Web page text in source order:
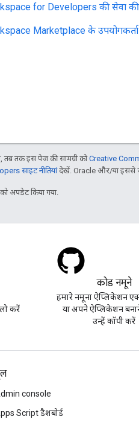
for Developers की सेवा की
Marketplace के
तक इस पेज की सामग्री कोCreative
साइट नीतियांदेखें. Oracle और/या इससे
अपडेट किया गया.
करें
कोड नमूने
हमारे नमूना ऐप्लिकेशन
या अपने ऐप्लिकेशन
उन्हें कॉपी करें
console
Script डैशबोर्ड